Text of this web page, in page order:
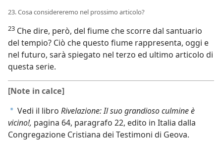
23. Cosa considereremo nel prossimo articolo?
23 Che dire, però, del fiume che scorre dal santuario
del tempio? Ciò che questo fiume rappresenta, oggi e
nel futuro, sarà spiegato nel terzo ed ultimo articolo di
questa serie.
[Note in calce]
a Vedi il libro Rivelazione: Il suo grandioso culmine è
vicino!, pagina 64, paragrafo 22, edito in Italia dalla
Congregazione Cristiana dei Testimoni di Geova.